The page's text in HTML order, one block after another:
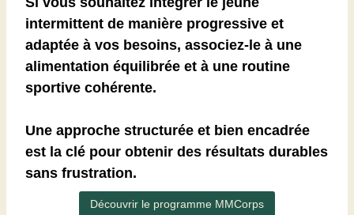
intermittent de manière progressive et
adaptée à vos besoins, associez-le à une
alimentation équilibrée et à une routine
sportive cohérente.
Une approche structurée et bien encadrée
est la clé pour obtenir des résultats durables
sans frustration.
Découvrir le programme MMCorps